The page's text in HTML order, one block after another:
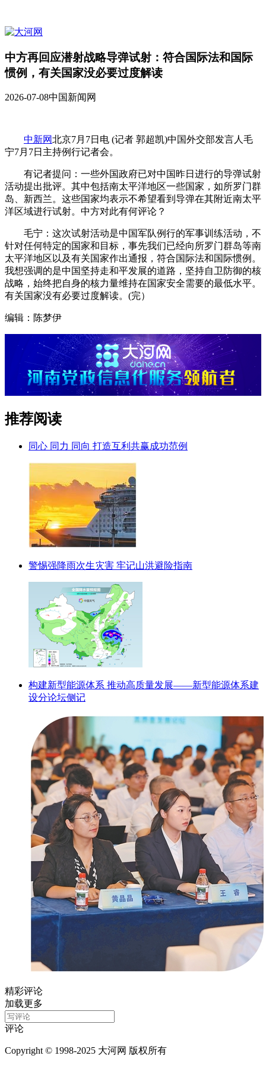
中方再回应潜射战略导弹试射：符合国际法和国际
惯例，有关国家没必要过度解读
2026-07-08中国新闻网
中新网北京7月7日电 (记者 郭超凯)中国外交部发言人毛
宁7月7日主持例行记者会。
有记者提问：一些外国政府已对中国昨日进行的导弹试射
活动提出批评。其中包括南太平洋地区一些国家，如所罗门群
岛、新西兰。这些国家均表示不希望看到导弹在其附近南太平
洋区域进行试射。中方对此有何评论？
毛宁：这次试射活动是中国军队例行的军事训练活动，不
针对任何特定的国家和目标，事先我们已经向所罗门群岛等南
太平洋地区以及有关国家作出通报，符合国际法和国际惯例。
我想强调的是中国坚持走和平发展的道路，坚持自卫防御的核
战略，始终把自身的核力量维持在国家安全需要的最低水平。
有关国家没有必要过度解读。(完）
编辑：陈梦伊
推荐阅读
同心 同力 同向 打造互利共赢成功范例
警惕强降雨次生灾害 牢记山洪避险指南
构建新型能源体系 推动高质量发展——新型能源体系建
设分论坛侧记
精彩评论
加载更多
评论
Copyright © 1998-2025 大河网 版权所有